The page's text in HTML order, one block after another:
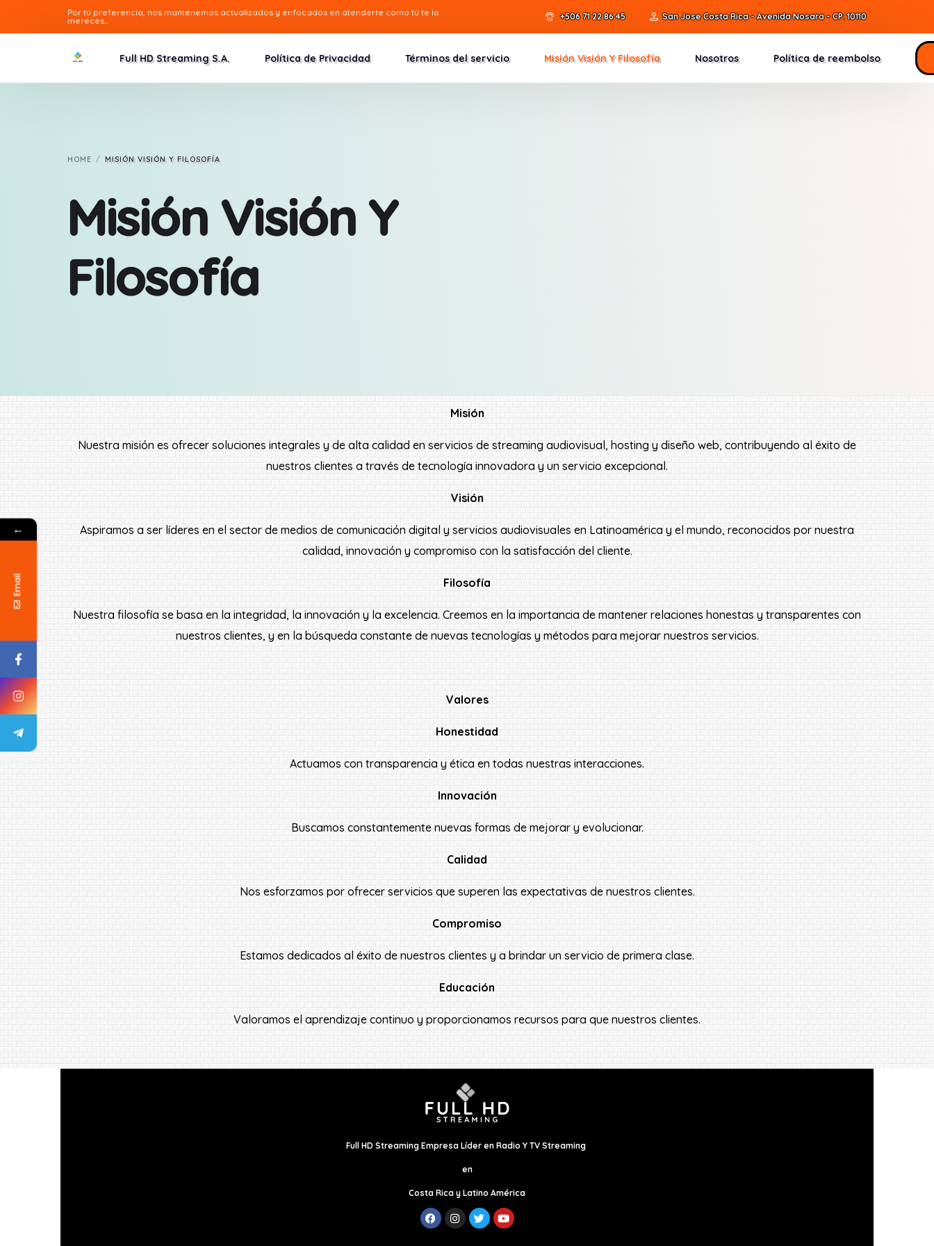
Por tú preferencia, nos mantenemos actualizados y enfocados en atenderte como tú te lo
mereces...
+506 71 22 86 45 San Jose Costa Rica - Avenida Nosara - CP: 10110
Full HD Streaming S.A. Política de Privacidad Términos del servicio Misión Visión Y Filosofía Nosotros Política de reembolso
HOME MISIÓN VISIÓN Y FILOSOFÍA
Misión Visión Y
Filosofía
Misión
Nuestra misión es ofrecer soluciones integrales y de alta calidad en servicios de streaming audiovisual, hosting y diseño web, contribuyendo al éxito de
nuestros clientes a través de tecnología innovadora y un servicio excepcional.
Visión
Aspiramos a ser líderes en el sector de medios de comunicación digital y servicios audiovisuales en Latinoamérica y el mundo, reconocidos por nuestra
calidad, innovación y compromiso con la satisfacción del cliente.
Filosofía
Nuestra filosofía se basa en la integridad, la innovación y la excelencia. Creemos en la importancia de mantener relaciones honestas y transparentes con
nuestros clientes, y en la búsqueda constante de nuevas tecnologías y métodos para mejorar nuestros servicios.
Valores
Honestidad
Actuamos con transparencia y ética en todas nuestras interacciones.
Innovación
Buscamos constantemente nuevas formas de mejorar y evolucionar.
Calidad
Nos esforzamos por ofrecer servicios que superen las expectativas de nuestros clientes.
Compromiso
Estamos dedicados al éxito de nuestros clientes y a brindar un servicio de primera clase.
Educación
Valoramos el aprendizaje continuo y proporcionamos recursos para que nuestros clientes.
Full HD Streaming Empresa Líder en Radio Y TV Streaming
en
Costa Rica y Latino América
←
Email